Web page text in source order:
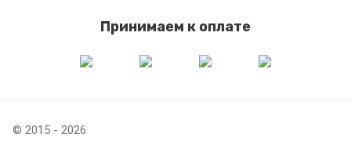
Принимаем к оплате
© 2015 - 2026